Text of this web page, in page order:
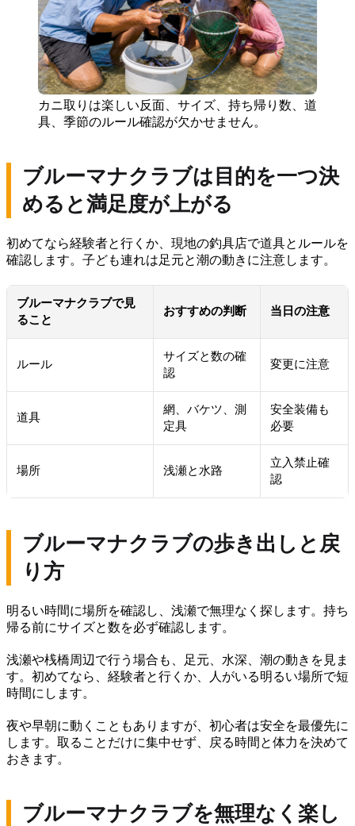
カニ取りは楽しい反面、サイズ、持ち帰り数、道
具、季節のルール確認が欠かせません。
ブルーマナクラブは目的を一つ決
めると満足度が上がる
初めてなら経験者と行くか、現地の釣具店で道具とルールを
確認します。子ども連れは足元と潮の動きに注意します。
ブルーマナクラブで見
ること
おすすめの判断 当日の注意
ルール
サイズと数の確
認
変更に注意
道具
網、バケツ、測
定具
安全装備も
必要
場所 浅瀬と水路
立入禁止確
認
ブルーマナクラブの歩き出しと戻
り方
明るい時間に場所を確認し、浅瀬で無理なく探します。持ち
帰る前にサイズと数を必ず確認します。
浅瀬や桟橋周辺で行う場合も、足元、水深、潮の動きを見ま
す。初めてなら、経験者と行くか、人がいる明るい場所で短
時間にします。
夜や早朝に動くこともありますが、初心者は安全を最優先に
します。取ることだけに集中せず、戻る時間と体力を決めて
おきます。
ブルーマナクラブを無理なく楽し